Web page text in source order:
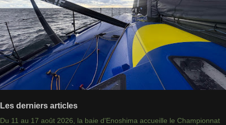
Les derniers articles
Du 11 au 17 août 2026, la baie d'Enoshima accueille le Championnat